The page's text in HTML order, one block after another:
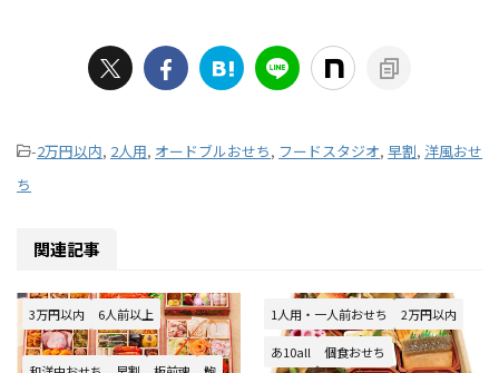
-2万円以内, 2人用, オードブルおせち, フードスタジオ, 早割, 洋風おせ
ち
関連記事
3万円以内 6人前以上 1人用・一人前おせち 2万円以内
あ10all 個食おせち